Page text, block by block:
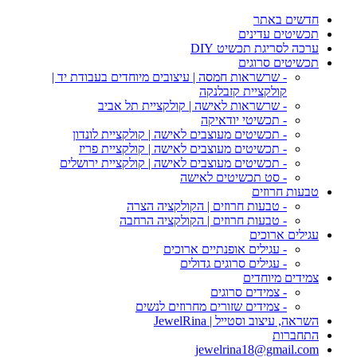
חדשים באתר
תכשיטים עדינים
ערכה לסריגת תכשיט DIY
תכשיטים סרוגים
- שרשראות חמסה | עיצובים מיוחדים בעבודת יד |
קולקציית קזבלנקה
- שרשראות לאישה | קולקציית תל אביב
- תכשיטי יודאיקה
- תכשיטים מעוצבים לאישה | קולקציית לונדון
- תכשיטים מעוצבים לאישה | קולקציית פריז
- תכשיטים מעוצבים לאישה | קולקציית ירושלים
- סט תכשיטים לאישה
טבעות חרוזים
- טבעות חרוזים | הקולקציה הצרה
- טבעות חרוזים | הקולקציה הרחבה
עגילים ארוכים
- עגילים אופנתיים ארוכים
- עגילים סרוגים גדולים
צמידים מיוחדים
- צמידים סרוגים
- צמידים שזורים מחרוזים לנשים
השראה, עיצוב וסטייל | JewelRina
התחברות
jewelrina18@gmail.com